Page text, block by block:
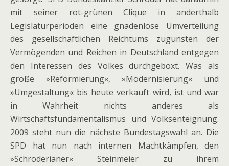
mit seiner rot-grünen Clique in anderthalb
Legislaturperioden eine gnadenlose Umverteilung
des gesellschaftlichen Reichtums zugunsten der
Vermögenden und Reichen in Deutschland entgegen
den Interessen des Volkes durchgeboxt. Was als
große »Reformierung«, »Modernisierung« und
»Umgestaltung« bis heute verkauft wird, ist und war
in Wahrheit nichts anderes als
Wirtschaftsfundamentalismus und Volksenteignung.
2009 steht nun die nächste Bundestagswahl an. Die
SPD hat nun nach internen Machtkämpfen, den
»Schröderianer« Steinmeier zu ihrem